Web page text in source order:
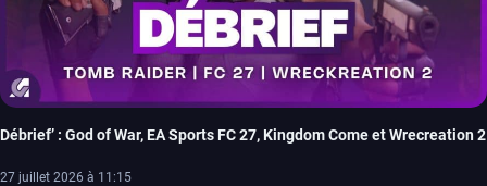
Débrief’ : God of War, EA Sports FC 27, Kingdom Come et Wrecreation 2
27 juillet 2026 à 11:15